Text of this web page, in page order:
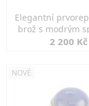
Elegantní
brož s modrým
2 200 Kč
NOVÉ